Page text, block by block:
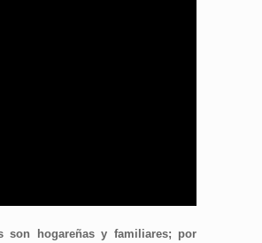
son hogareñas y familiares; por